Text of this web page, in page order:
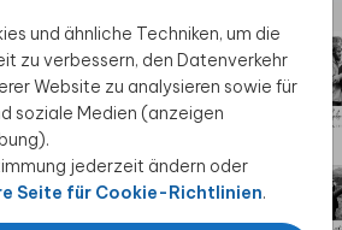
und ähnliche Techniken, um die
zu verbessern, den Datenverkehr
Website zu analysieren sowie für
soziale Medien (anzeigen
jederzeit ändern oder
Seite für Cookie-Richtlinien.